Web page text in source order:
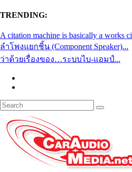
TRENDING:
A citation machine is basically a works
ลำโพงแยกชิ้น (Component Speaker)...
ว่าด้วยเรื่องของ…ระบบไบ-แอมป์...